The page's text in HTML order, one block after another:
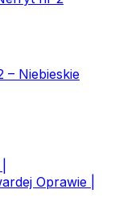
– Niebieskie
Oprawie |